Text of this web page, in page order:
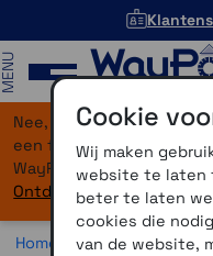
Nee, je bent niet
een flinke upgrade
WayPoint-service, maar
Ontdek hier wat er
Home >Accessoires >
Cookie
Wij maken
website te laten
beter te laten
cookies die
van de website,